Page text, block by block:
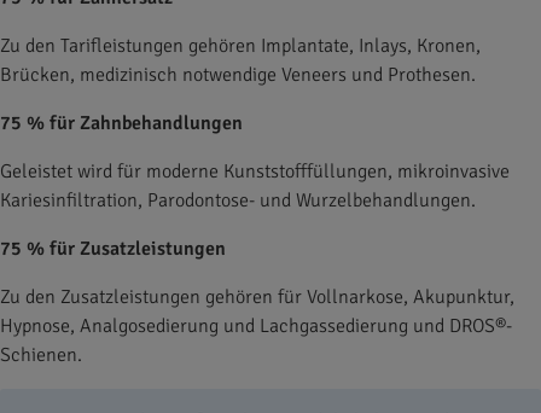
Zu den Tarifleistungen gehören Implantate, Inlays, Kronen,
Brücken, medizinisch notwendige Veneers und Prothesen.
75 % für Zahnbehandlungen
Geleistet wird für moderne Kunststofffüllungen, mikroinvasive
Kariesinfiltration, Parodontose- und Wurzelbehandlungen.
75 % für Zusatzleistungen
Zu den Zusatzleistungen gehören für Vollnarkose, Akupunktur,
Hypnose, Analgosedierung und Lachgassedierung und DROS®-
Schienen.